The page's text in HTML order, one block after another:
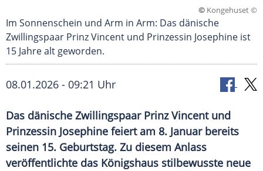
© Kongehuset ©
Im Sonnenschein und Arm in Arm: Das dänische
Zwillingspaar Prinz Vincent und Prinzessin Josephine ist
15 Jahre alt geworden.
08.01.2026 - 09:21 Uhr
Das dänische Zwillingspaar Prinz Vincent und
Prinzessin Josephine feiert am 8. Januar bereits
seinen 15. Geburtstag. Zu diesem Anlass
veröffentlichte das Königshaus stilbewusste neue